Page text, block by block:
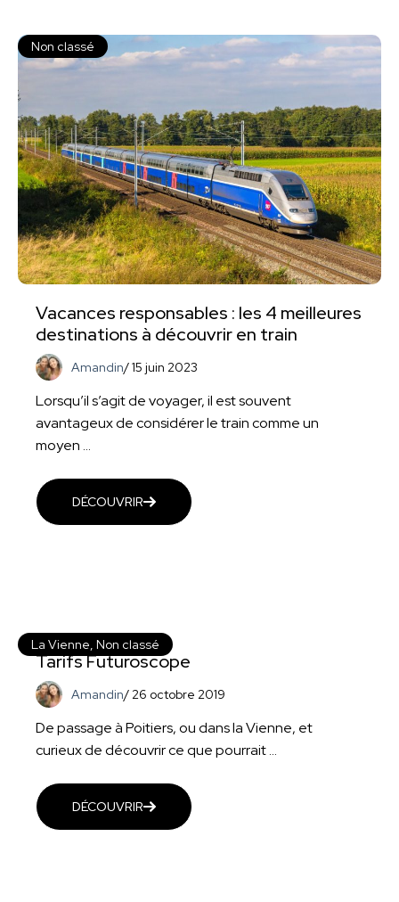
Non classé
Vacances responsables : les 4 meilleures
destinations à découvrir en train
Amandin/15 juin 2023
Lorsqu’il s’agit de voyager, il est souvent
avantageux de considérer le train comme un
moyen ...
DÉCOUVRIR
La Vienne, Non classé
Tarifs Futuroscope
Amandin/ 26 octobre 2019
De passage à Poitiers, ou dans la Vienne, et
curieux de découvrir ce que pourrait ...
DÉCOUVRIR